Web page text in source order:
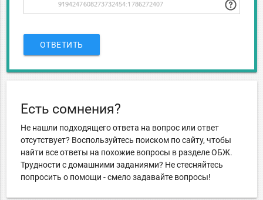
ОТВЕТИТЬ
Есть сомнения?
Не нашли подходящего ответа на вопрос или ответ
отсутствует? Воспользуйтесь поиском по сайту, чтобы
найти все ответы на похожие вопросы в разделе ОБЖ.
Трудности с домашними заданиями? Не стесняйтесь
попросить о помощи - смело задавайте вопросы!